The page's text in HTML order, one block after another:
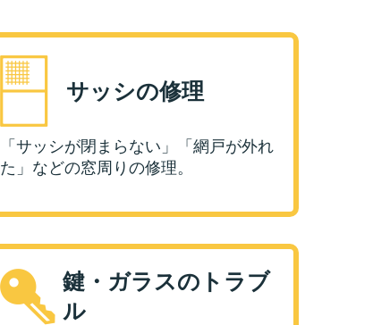
サッシの修理
「サッシが閉まらない」「網戸が外れ
た」などの窓周りの修理。
鍵・ガラスのトラブ
ル